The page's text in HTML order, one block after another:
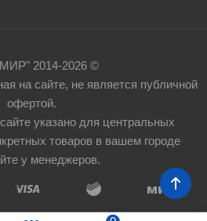
2014-2026 ©
на сайте, не является публичной
офертой.
указано для центральных
товаров в вашем городе
у менеджеров.